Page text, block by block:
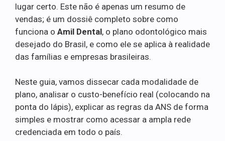
lugar certo. Este não é apenas um resumo de
vendas; é um dossiê completo sobre como
funciona o Amil Dental, o plano odontológico mais
desejado do Brasil, e como ele se aplica à realidade
das famílias e empresas brasileiras.
Neste guia, vamos dissecar cada modalidade de
plano, analisar o custo-benefício real (colocando na
ponta do lápis), explicar as regras da ANS de forma
simples e mostrar como acessar a ampla rede
credenciada em todo o país.